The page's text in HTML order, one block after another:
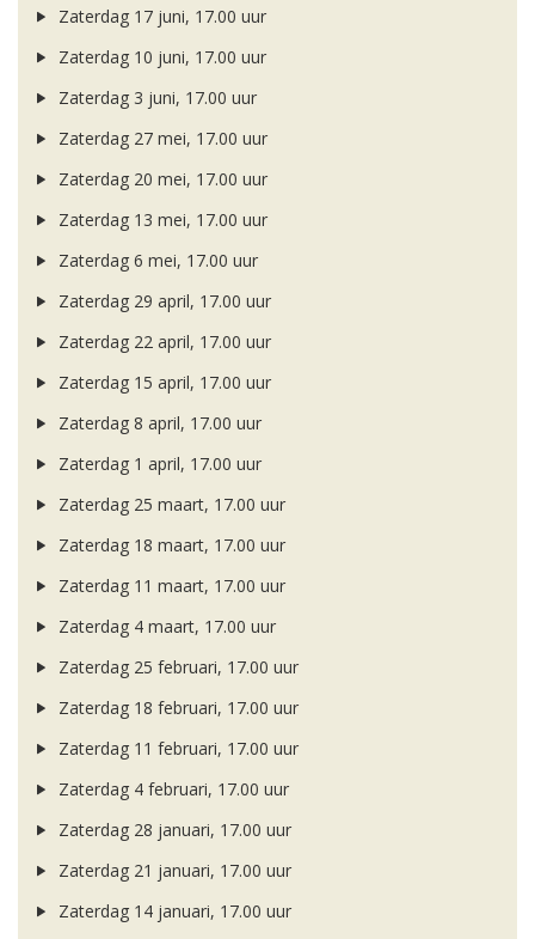
Zaterdag 17 juni, 17.00 uur
Zaterdag 10 juni, 17.00 uur
Zaterdag 3 juni, 17.00 uur
Zaterdag 27 mei, 17.00 uur
Zaterdag 20 mei, 17.00 uur
Zaterdag 13 mei, 17.00 uur
Zaterdag 6 mei, 17.00 uur
Zaterdag 29 april, 17.00 uur
Zaterdag 22 april, 17.00 uur
Zaterdag 15 april, 17.00 uur
Zaterdag 8 april, 17.00 uur
Zaterdag 1 april, 17.00 uur
Zaterdag 25 maart, 17.00 uur
Zaterdag 18 maart, 17.00 uur
Zaterdag 11 maart, 17.00 uur
Zaterdag 4 maart, 17.00 uur
Zaterdag 25 februari, 17.00 uur
Zaterdag 18 februari, 17.00 uur
Zaterdag 11 februari, 17.00 uur
Zaterdag 4 februari, 17.00 uur
Zaterdag 28 januari, 17.00 uur
Zaterdag 21 januari, 17.00 uur
Zaterdag 14 januari, 17.00 uur